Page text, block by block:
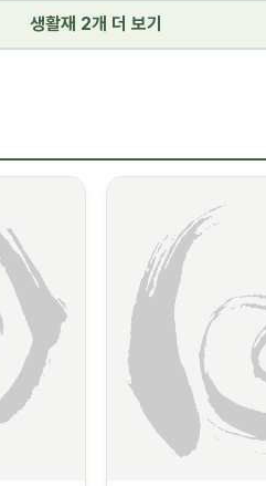
생활재 2개 더 보기